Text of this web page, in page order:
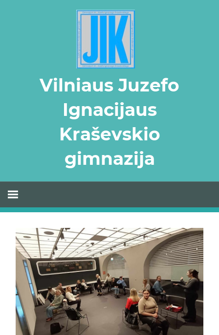
Vilniaus Juzefo
Ignacijaus
Kraševskio
gimnazija